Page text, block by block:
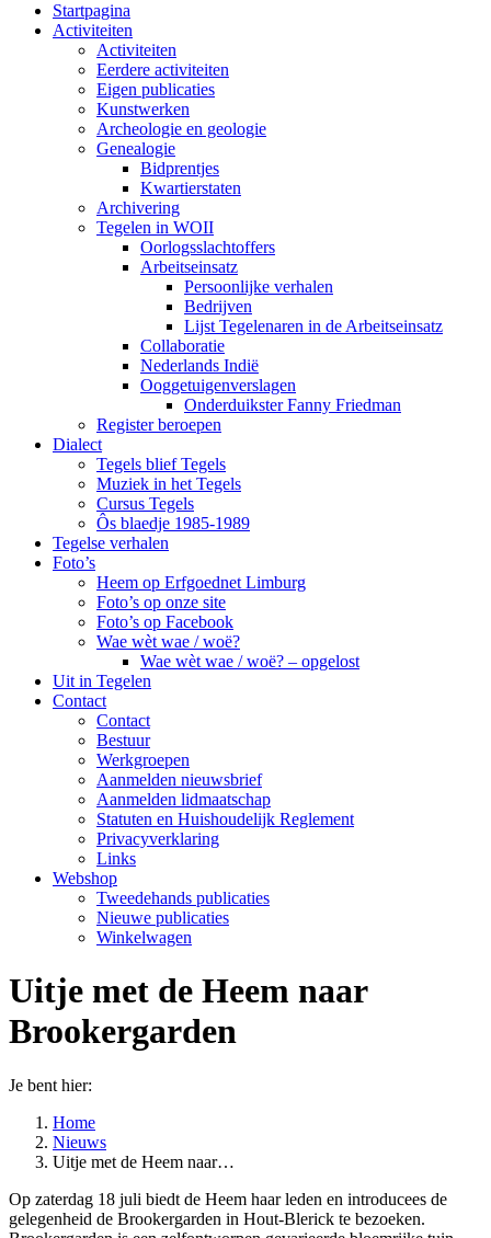
Startpagina
Activiteiten
Activiteiten
Eerdere activiteiten
Eigen publicaties
Kunstwerken
Archeologie en geologie
Genealogie
Bidprentjes
Kwartierstaten
Archivering
Tegelen in WOII
Oorlogsslachtoffers
Arbeitseinsatz
Persoonlijke verhalen
Bedrijven
Lijst Tegelenaren in de Arbeitseinsatz
Collaboratie
Nederlands Indië
Ooggetuigenverslagen
Onderduikster Fanny Friedman
Register beroepen
Dialect
Tegels blief Tegels
Muziek in het Tegels
Cursus Tegels
Ôs blaedje 1985-1989
Tegelse verhalen
Foto’s
Heem op Erfgoednet Limburg
Foto’s op onze site
Foto’s op Facebook
Wae wèt wae / woë?
Wae wèt wae / woë? – opgelost
Uit in Tegelen
Contact
Contact
Bestuur
Werkgroepen
Aanmelden nieuwsbrief
Aanmelden lidmaatschap
Statuten en Huishoudelijk Reglement
Privacyverklaring
Links
Webshop
Tweedehands publicaties
Nieuwe publicaties
Winkelwagen
Uitje met de Heem naar
Brookergarden
Je bent hier:
Home
Nieuws
Uitje met de Heem naar…
Op zaterdag 18 juli biedt de Heem haar leden en introducees de
gelegenheid de Brookergarden in Hout-Blerick te bezoeken.